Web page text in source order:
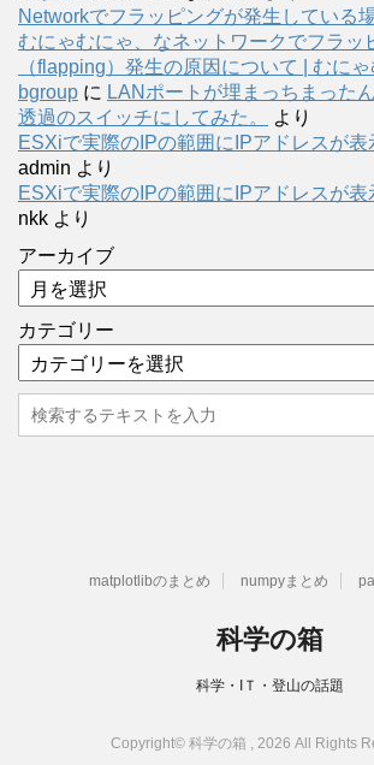
Networkでフラッピングが発生している
むにゃむにゃ、なネットワークでフラッ
（flapping）発生の原因について | むに
bgroup に LANポートが埋まっちまった
透過のスイッチにしてみた。
より
ESXiで実際のIPの範囲にIPアドレスが表
admin より
ESXiで実際のIPの範囲にIPアドレスが表
nkk より
アーカイブ
カテゴリー
matplotlibのまとめ numpyまとめ
科学の箱
科学・IＴ・登山の話題
Copyright© 科学の箱 , 2026 All Rights